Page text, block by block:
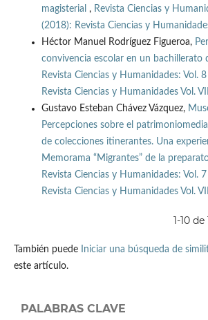
magisterial , Revista Ciencias y
(2018): Revista Ciencias y
Héctor Manuel Rodríguez Figueroa,
convivencia escolar en un bachillerato
Revista Ciencias y Humanidades: Vol.
Revista Ciencias y Humanidades Vol.
Gustavo Esteban Chávez Vázquez,
Percepciones sobre el
de colecciones itinerantes. Una
Memorama “Migrantes” de la
Revista Ciencias y Humanidades: Vol.
Revista Ciencias y Humanidades Vol.
1-10 de
También puede Iniciar una búsqueda de
este artículo.
PALABRAS CLAVE